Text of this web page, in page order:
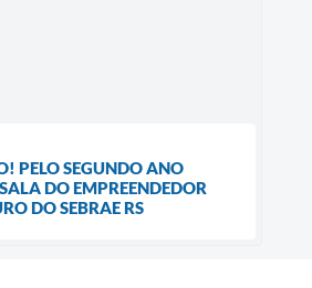
PELO SEGUNDO ANO
DO EMPREENDEDOR
DO SEBRAE RS